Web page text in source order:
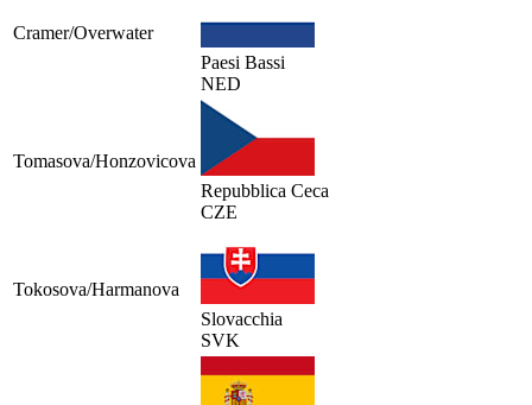
Cramer/Overwater
Paesi Bassi
NED
Tomasova/Honzovicova
Repubblica Ceca
CZE
Tokosova/Harmanova
Slovacchia
SVK